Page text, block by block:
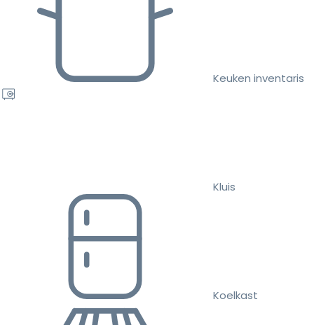
Keuken inventaris
Kluis
Koelkast